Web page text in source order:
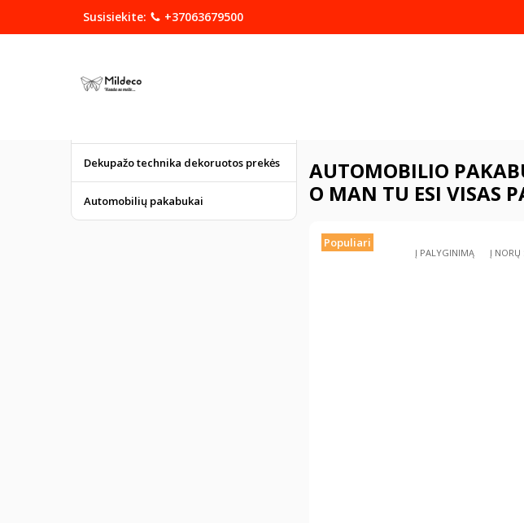
Susisiekite: +37063679500
AUTOMOBILIO
O MAN TU ESI VISAS
Populiari
Į PALYGINIMĄ Į NORŲ
DOVANOS
Dekupažo technika dekoruotos prekės
Automobilių pakabukai